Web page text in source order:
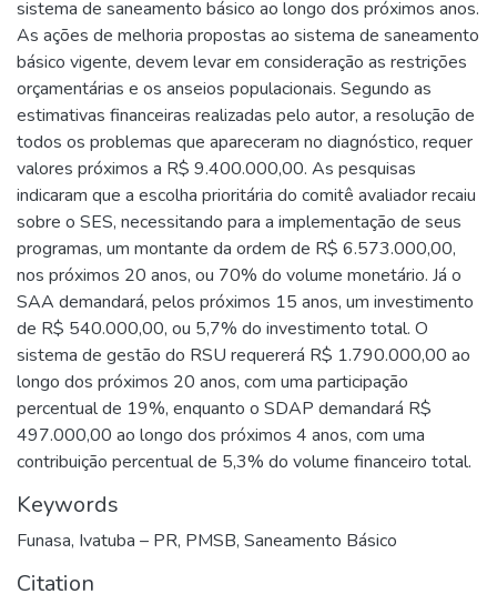
sistema de saneamento básico ao longo dos próximos anos.
As ações de melhoria propostas ao sistema de saneamento
básico vigente, devem levar em consideração as restrições
orçamentárias e os anseios populacionais. Segundo as
estimativas financeiras realizadas pelo autor, a resolução de
todos os problemas que apareceram no diagnóstico, requer
valores próximos a R$ 9.400.000,00. As pesquisas
indicaram que a escolha prioritária do comitê avaliador recaiu
sobre o SES, necessitando para a implementação de seus
programas, um montante da ordem de R$ 6.573.000,00,
nos próximos 20 anos, ou 70% do volume monetário. Já o
SAA demandará, pelos próximos 15 anos, um investimento
de R$ 540.000,00, ou 5,7% do investimento total. O
sistema de gestão do RSU requererá R$ 1.790.000,00 ao
longo dos próximos 20 anos, com uma participação
percentual de 19%, enquanto o SDAP demandará R$
497.000,00 ao longo dos próximos 4 anos, com uma
contribuição percentual de 5,3% do volume financeiro total.
Keywords
Funasa, Ivatuba – PR, PMSB, Saneamento Básico
Citation